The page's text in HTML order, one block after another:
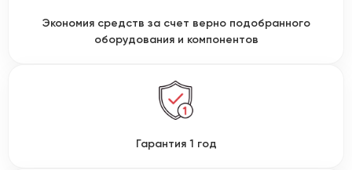
Экономия средств за счет верно подобранного
оборудования и компонентов
Гарантия 1 год